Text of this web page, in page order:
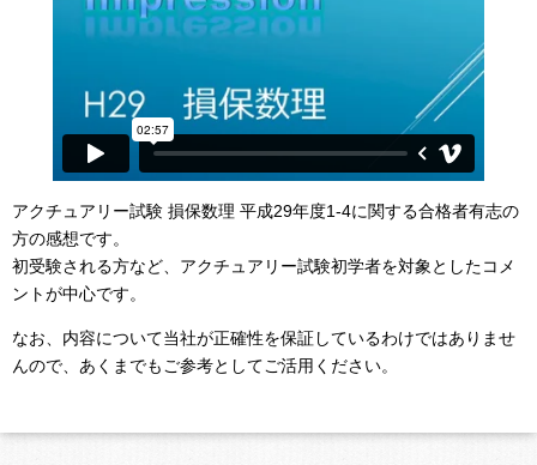
アクチュアリー試験 損保数理 平成29年度1-4に関する合格者有志の
方の感想です。
初受験される方など、アクチュアリー試験初学者を対象としたコメ
ントが中心です。
なお、内容について当社が正確性を保証しているわけではありませ
んので、あくまでもご参考としてご活用ください。